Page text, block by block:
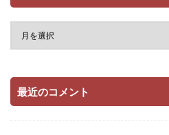
最近のコメント